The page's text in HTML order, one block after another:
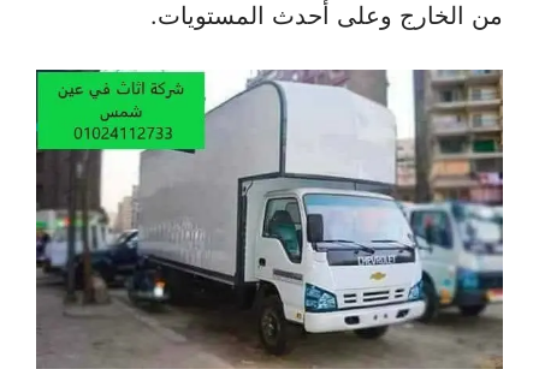
من الخارج وعلى أحدث المستويات.